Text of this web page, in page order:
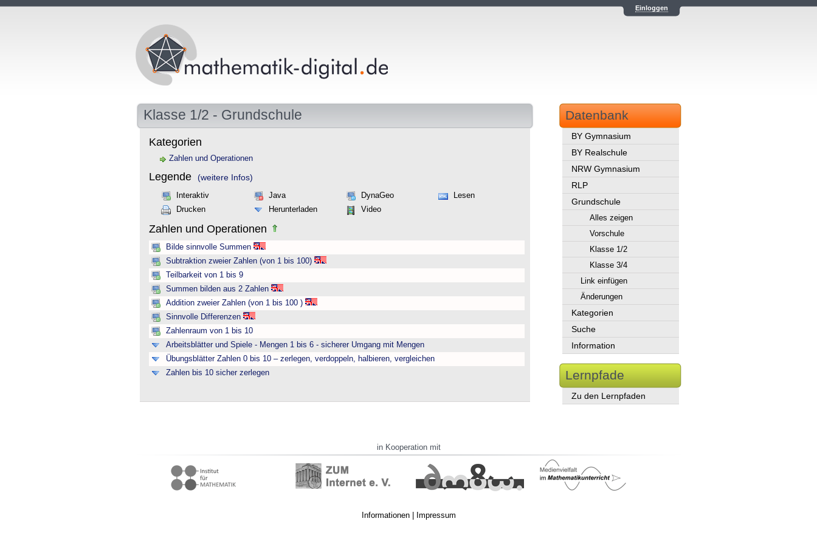
Einloggen
Klasse 1/2 - Grundschule
Kategorien
Zahlen und Operationen
Legende (weitere Infos)
Interaktiv Java DynaGeo
Lesen
Drucken
Herunterladen Video
Zahlen und Operationen
Bilde sinnvolle Summen
Subtraktion zweier Zahlen (von 1 bis 100)
Teilbarkeit von 1 bis 9
Summen bilden aus 2 Zahlen
Addition zweier Zahlen (von 1 bis 100 )
Sinnvolle Differenzen
Zahlenraum von 1 bis 10
Arbeitsblätter und Spiele - Mengen 1 bis 6 - sicherer Umgang mit Mengen
Übungsblätter Zahlen 0 bis 10 – zerlegen, verdoppeln, halbieren, vergleichen
Zahlen bis 10 sicher zerlegen
Datenbank
BY Gymnasium
BY Realschule
NRW Gymnasium
RLP
Grundschule
Alles zeigen
Vorschule
Klasse 1/2
Klasse 3/4
Link einfügen
Änderungen
Kategorien
Suche
Information
Lernpfade
Zu den Lernpfaden
in Kooperation mit
Informationen| Impressum